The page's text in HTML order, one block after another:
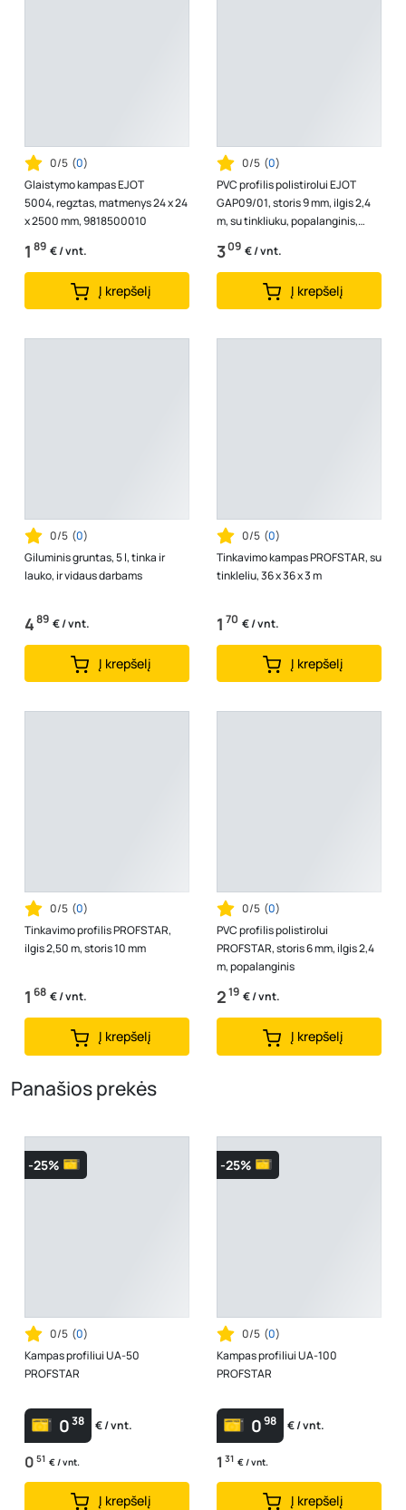
0/5 (0)
Glaistymo kampas EJOT
5004, regztas, matmenys 24 x 24
x 2500 mm, 9818500010
1 89 € / vnt.
Į krepšelį
0/5 (0)
PVC profilis polistirolui EJOT
GAP09/01, storis 9 mm, ilgis 2,4
m, su tinkliuku, popalanginis,
8803012448
309 € / vnt.
Į krepšelį
0/5 (0)
Giluminis gruntas, 5 l, tinka ir
lauko, ir vidaus darbams
489 € / vnt.
Į krepšelį
0/5 (0)
Tinkavimo kampas PROFSTAR, su
tinkleliu, 36 x 36 x 3 m
1 70 € / vnt.
Į krepšelį
0/5 (0)
Tinkavimo profilis PROFSTAR,
ilgis 2,50 m, storis 10 mm
1 68 € / vnt.
Į krepšelį
0/5 (0)
PVC profilis polistirolui
PROFSTAR, storis 6 mm, ilgis 2,4
m, popalanginis
219 € / vnt.
Į krepšelį
Panašios prekės
-25%
0/5 (0)
Kampas profiliui UA-50
PROFSTAR
038 € / vnt.
0 51 € / vnt.
Į krepšelį
-25%
0/5 (0)
Kampas profiliui UA-100
PROFSTAR
098 € / vnt.
1 31 € / vnt.
Į krepšelį